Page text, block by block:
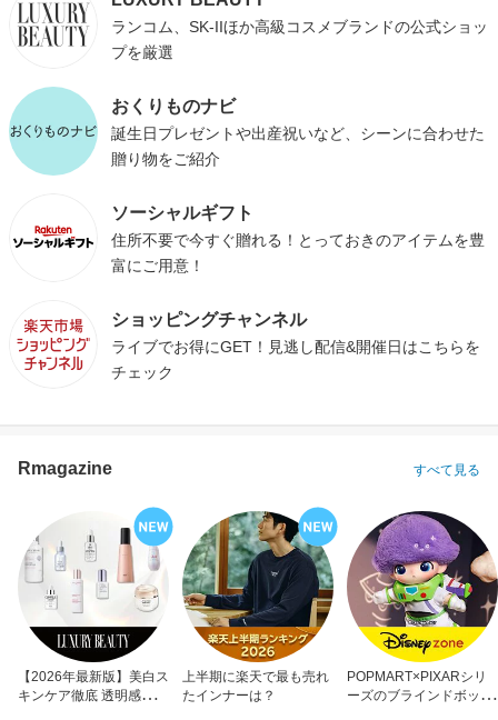
ランコム、SK-IIほか高級コスメブランドの公式ショッ
プを厳選
おくりものナビ
誕生日プレゼントや出産祝いなど、シーンに合わせた
贈り物をご紹介
ソーシャルギフト
住所不要で今すぐ贈れる！とっておきのアイテムを豊
富にご用意！
ショッピングチャンネル
ライブでお得にGET！見逃し配信&開催日はこちらを
チェック
Rmagazine すべて見る
【2026年最新版】美白ス
キンケア徹底 透明感のあ
上半期に楽天で最も売れ
たインナーは？
POPMART×PIXARシリ
ーズのブラインドボック